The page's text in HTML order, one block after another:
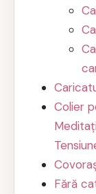
Colier
Fără